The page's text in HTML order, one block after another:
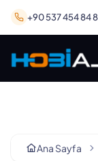
+90 537 454 84
Ana Sayfa